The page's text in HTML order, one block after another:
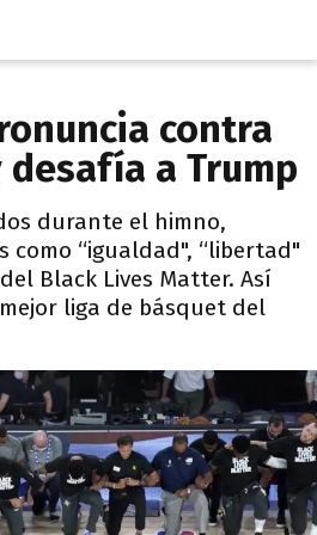
contra
a Trump
durante el himno,
como “igualdad", “libertad"
Black Lives Matter. Así
liga de básquet del